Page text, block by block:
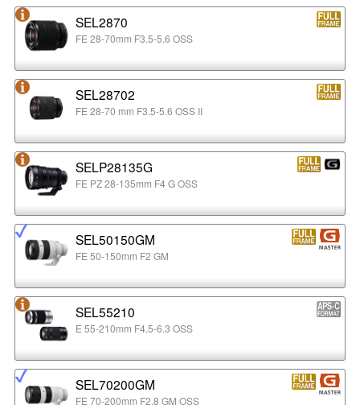
SEL2870
FE 28-70mm F3.5-5.6 OSS
SEL28702
FE 28-70 mm F3.5-5.6 OSS II
SELP28135G
FE PZ 28-135mm F4 G OSS
SEL50150GM
FE 50-150mm F2 GM
SEL55210
E 55-210mm F4.5-6.3 OSS
SEL70200GM
FE 70-200mm F2.8 GM OSS